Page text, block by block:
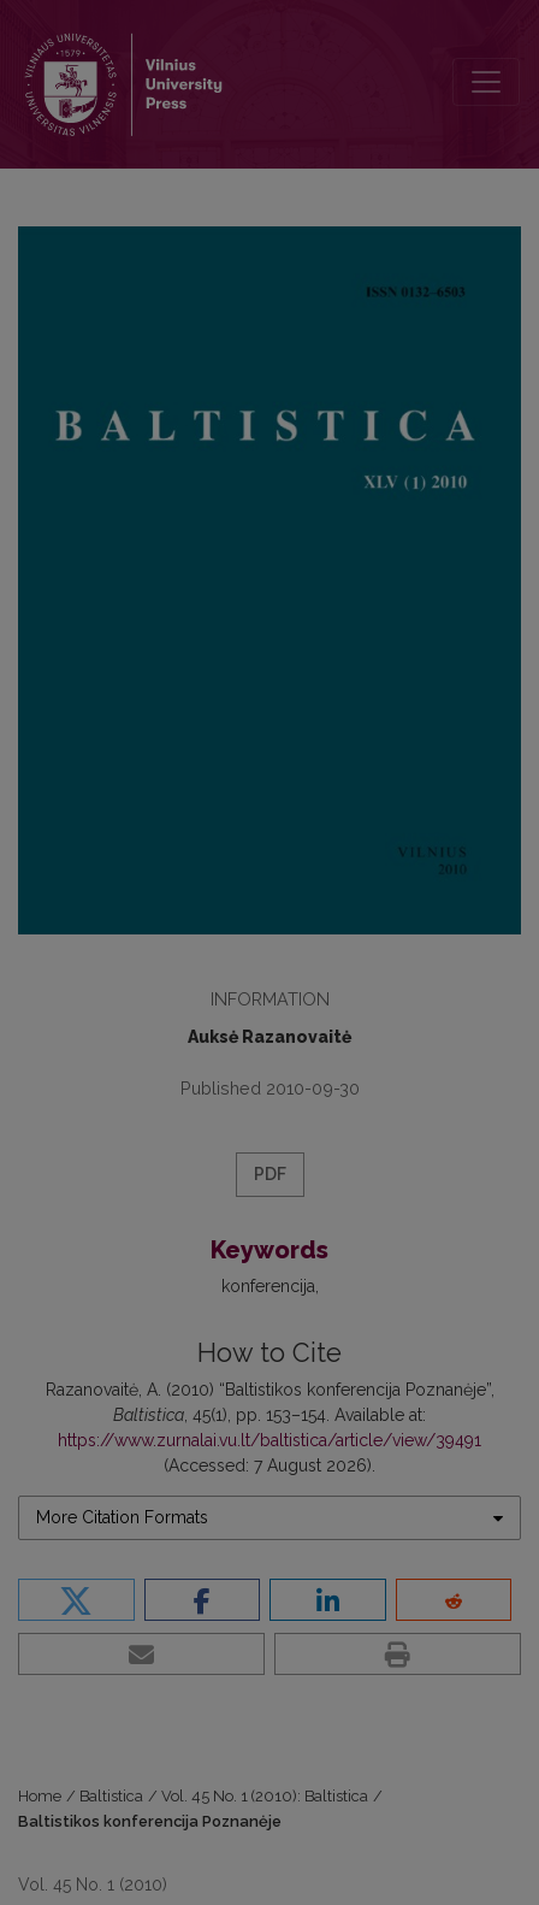
INFORMATION
Auksė Razanovaitė
Published 2010-09-30
PDF
Keywords
konferencija
How to Cite
Razanovaitė, A. (2010) “Baltistikos konferencija Poznanėje”,
Baltistica , 45(1), pp. 153–154. Available at:
https://www.zurnalai.vu.lt/baltistica/article/view/39491
(Accessed: 7 August 2026).
More Citation Formats
Home / Baltistica / Vol. 45 No. 1 (2010): Baltistica /
Baltistikos konferencija Poznanėje
Vol. 45 No. 1 (2010)